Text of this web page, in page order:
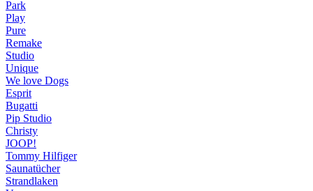
Park
Play
Pure
Remake
Studio
Unique
We love Dogs
Esprit
Bugatti
Pip Studio
Christy
JOOP!
Tommy Hilfiger
Saunatücher
Strandlaken